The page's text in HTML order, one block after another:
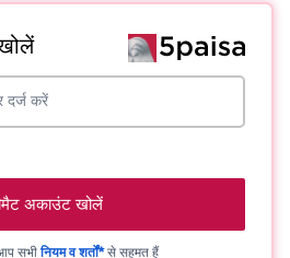
अकाउंट खोलें
सभीनियम व शर्तों*से सहमत हैं